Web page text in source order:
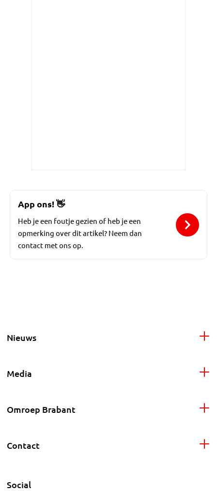
App ons!👋
Heb je een foutje gezien of heb je een
opmerking over dit artikel? Neem dan
contact met ons op.
Nieuws
Media
Omroep Brabant
Contact
Social